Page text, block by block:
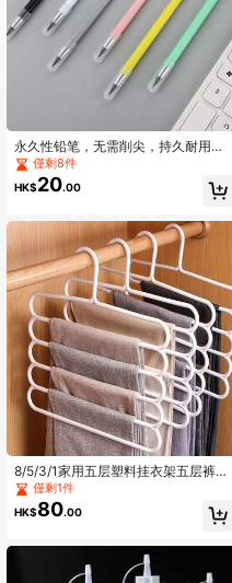
永久性铅笔，无需削尖，持久耐用，
采用先进技术，带橡皮擦，马卡龙
色，创意铅笔，适合学生使用，无需
削尖，不易折断，可矫正握笔姿势，
僅剩8件
HK$20.00
8/5/3/1家用五层塑料挂衣架五层裤架
宿舍好物挂裤子围巾防滑无痕晾衣好
物可挂裤子衣服围巾领带家用晾衣架
多功能收纳衣架衣柜节省空间多层裤
僅剩1件
HK$80.00